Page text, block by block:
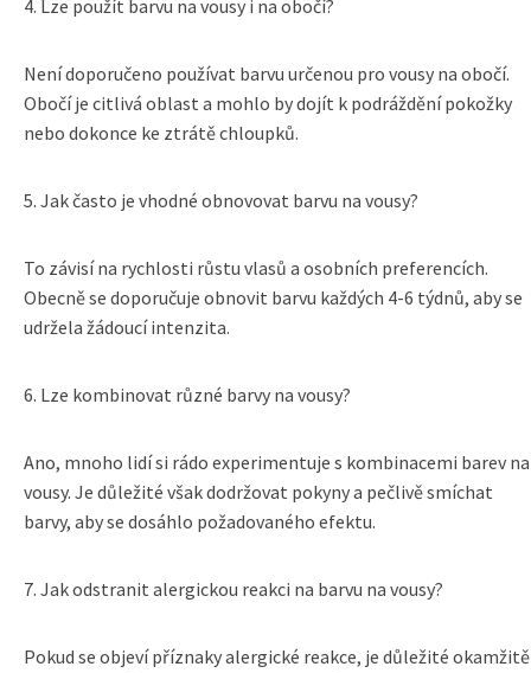
4. Lze použít barvu na vousy i na obočí?
Není doporučeno používat barvu určenou pro vousy na obočí.
Obočí je citlivá oblast a mohlo by dojít k podráždění pokožky
nebo dokonce ke ztrátě chloupků.
5. Jak často je vhodné obnovovat barvu na vousy?
To závisí na rychlosti růstu vlasů a osobních preferencích.
Obecně se doporučuje obnovit barvu každých 4-6 týdnů, aby se
udržela žádoucí intenzita.
6. Lze kombinovat různé barvy na vousy?
Ano, mnoho lidí si rádo experimentuje s kombinacemi barev na
vousy. Je důležité však dodržovat pokyny a pečlivě smíchat
barvy, aby se dosáhlo požadovaného efektu.
7. Jak odstranit alergickou reakci na barvu na vousy?
Pokud se objeví příznaky alergické reakce, je důležité okamžitě